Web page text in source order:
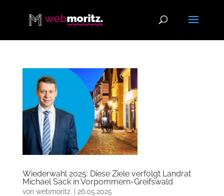
Wiederwahl 2025: Diese Ziele verfolgt Landrat
Michael Sack in Vorpommern-Greifswald
von webmoritz. | 26.05.2025